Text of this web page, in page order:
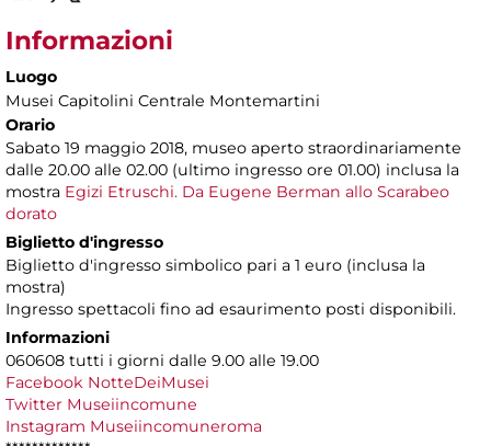
Informazioni
Luogo
Musei Capitolini Centrale Montemartini
Orario
Sabato 19 maggio 2018, museo aperto straordinariamente
dalle 20.00 alle 02.00 (ultimo ingresso ore 01.00) inclusa la
mostra Egizi Etruschi. Da Eugene Berman allo Scarabeo
dorato
Biglietto d'ingresso
Biglietto d'ingresso simbolico pari a 1 euro (inclusa la
mostra)
Ingresso spettacoli fino ad esaurimento posti disponibili.
Informazioni
060608 tutti i giorni dalle 9.00 alle 19.00
Facebook NotteDeiMusei
Twitter Museiincomune
Instagram Museiincomuneroma